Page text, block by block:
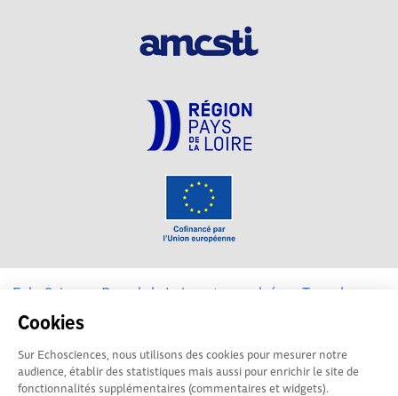
Cookies
Sur Echosciences, nous utilisons des cookies pour mesurer notre
audience, établir des statistiques mais aussi pour enrichir le site de
fonctionnalités supplémentaires (commentaires et widgets).
EchoSciences Pays de la Loire est propulsé parTerre des
Sciences
Mentions légales|Politique de confidentialité|CGU
|Ligne éditoriale